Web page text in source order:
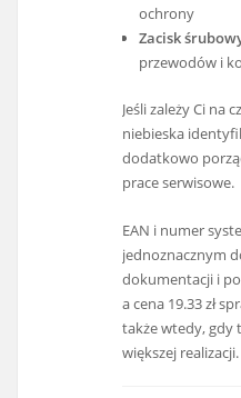
ochrony
Zacisk
przewodów i
Jeśli zależy Ci na
niebieska
dodatkowo
prace serwisowe.
EAN i numer
jednoznacznym
dokumentacji i
a cena 19.33 zł
także wtedy, gdy
większej realizacji.